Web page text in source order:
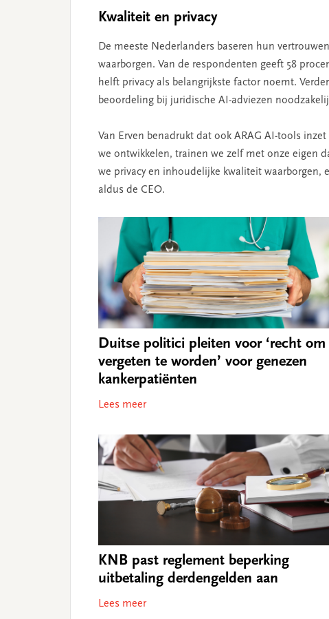
Kwaliteit en privacy
De meeste Nederlanders baseren hun
waarborgen. Van de respondenten geeft 58
helft privacy als belangrijkste factor noemt.
beoordeling bij juridische AI-adviezen
Van Erven benadrukt dat ook ARAG AI-tools
we ontwikkelen, trainen we zelf met onze eigen
we privacy en inhoudelijke kwaliteit waarborgen,
aldus de CEO.
Duitse politici pleiten voor ‘recht om
vergeten te worden’ voor genezen
kankerpatiënten
Lees meer
KNB past reglement beperking
uitbetaling derdengelden aan
Lees meer